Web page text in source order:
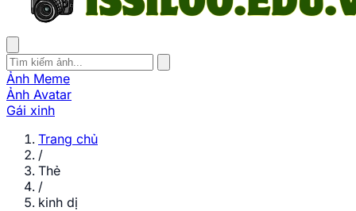
Ảnh Meme
Ảnh Avatar
Gái xinh
Trang chủ
/
Thẻ
/
kinh dị